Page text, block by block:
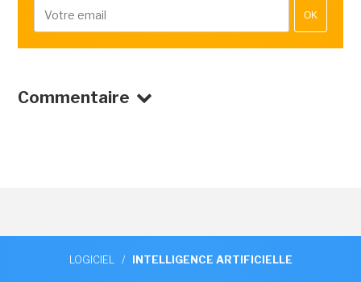
OK
Commentaire
LOGICIEL / INTELLIGENCE ARTIFICIELLE